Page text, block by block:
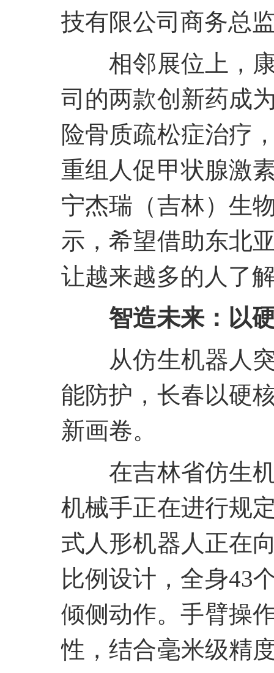
技有限公司商务总
相邻展位上，
司的两款创新药成
险骨质疏松症治疗
重组人促甲状腺激
宁杰瑞（吉林）生
示，希望借助东北
让越来越多的人了
智造未来：以
从仿生机器人
能防护，长春以硬
新画卷。
在吉林省仿生
机械手正在进行规
式人形机器人正在
比例设计，全身43
倾侧动作。手臂操
性，结合毫米级精